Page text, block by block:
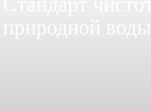
природной воды